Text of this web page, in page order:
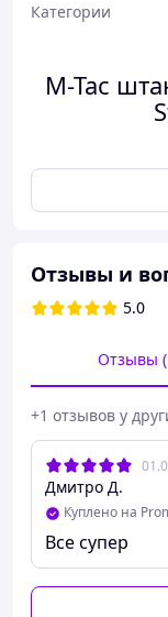
Категории
M-Tac
Отзывы и
5.0
Отзывы
+1 отзывов у
Дмитро Д.
Куплено на
Все супер